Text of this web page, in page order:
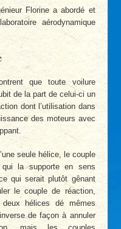
Florine a abordé et
aérodynamique
que toute voilure
de la part de celui-ci un
dont l’utilisation dans
des moteurs avec
seule hélice, le couple
la supporte en sens
qui serait plutôt gênant
le couple de réaction,
hélices dé mêmes
de façon à annuler